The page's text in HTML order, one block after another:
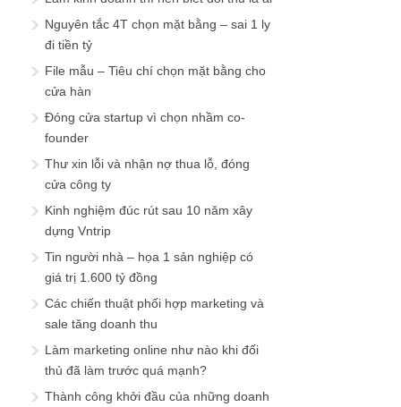
Nguyên tắc 4T chọn mặt bằng – sai 1 ly
đi tiền tỷ
File mẫu – Tiêu chí chọn mặt bằng cho
cửa hàn
Đóng cửa startup vì chọn nhầm co-
founder
Thư xin lỗi và nhận nợ thua lỗ, đóng
cửa công ty
Kinh nghiệm đúc rút sau 10 năm xây
dựng Vntrip
Tin người nhà – họa 1 sản nghiệp có
giá trị 1.600 tỷ đồng
Các chiến thuật phối hợp marketing và
sale tăng doanh thu
Làm marketing online như nào khi đối
thủ đã làm trước quá mạnh?
Thành công khởi đầu của những doanh